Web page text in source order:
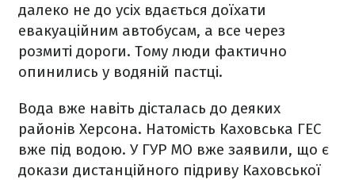
далеко не до усіх вдається доїхати
евакуаційним автобусам, а все через
розмиті дороги. Тому люди фактично
опинились у водяній пастці.
Вода вже навіть дісталась до деяких
районів Херсона. Натомість Каховська ГЕС
вже під водою. У ГУР МО вже заявили, що є
докази дистанційного підриву Каховської